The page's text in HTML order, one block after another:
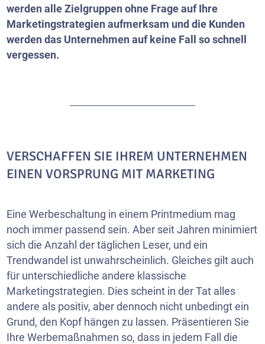
werden alle Zielgruppen ohne Frage auf Ihre
Marketingstrategien aufmerksam und die Kunden
werden das Unternehmen auf keine Fall so schnell
vergessen.
VERSCHAFFEN SIE IHREM UNTERNEHMEN
EINEN VORSPRUNG MIT MARKETING
Eine Werbeschaltung in einem Printmedium mag
noch immer passend sein. Aber seit Jahren minimiert
sich die Anzahl der täglichen Leser, und ein
Trendwandel ist unwahrscheinlich. Gleiches gilt auch
für unterschiedliche andere klassische
Marketingstrategien. Dies scheint in der Tat alles
andere als positiv, aber dennoch nicht unbedingt ein
Grund, den Kopf hängen zu lassen. Präsentieren Sie
Ihre Werbemaßnahmen so, dass in jedem Fall die